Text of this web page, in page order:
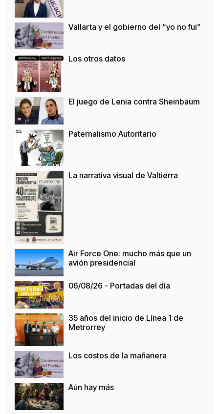
Vallarta y el gobierno del “yo no fui”
Los otros datos
El juego de Lenia contra Sheinbaum
Paternalismo Autoritario
La narrativa visual de Valtierra
Air Force One: mucho más que un
avión presidencial
06/08/26 - Portadas del día
35 años del inicio de Línea 1 de
Metrorrey
Los costos de la mañanera
Aún hay más